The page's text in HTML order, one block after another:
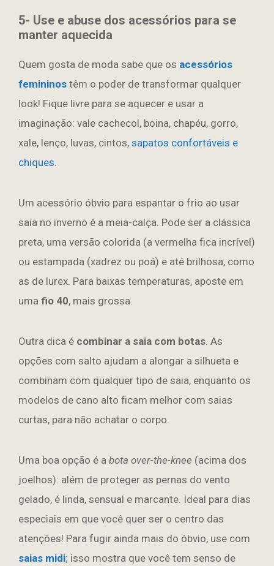
5- Use e abuse dos acessórios para se
manter aquecida
Quem gosta de moda sabe que os acessórios
femininos têm o poder de transformar qualquer
look! Fique livre para se aquecer e usar a
imaginação: vale cachecol, boina, chapéu, gorro,
xale, lenço, luvas, cintos, sapatos confortáveis e
chiques.
Um acessório óbvio para espantar o frio ao usar
saia no inverno é a meia-calça. Pode ser a clássica
preta, uma versão colorida (a vermelha fica incrível)
ou estampada (xadrez ou poá) e até brilhosa, como
as de lurex. Para baixas temperaturas, aposte em
uma fio 40, mais grossa.
Outra dica é combinar a saia com botas. As
opções com salto ajudam a alongar a silhueta e
combinam com qualquer tipo de saia, enquanto os
modelos de cano alto ficam melhor com saias
curtas, para não achatar o corpo.
Uma boa opção é a bota over-the-knee (acima dos
joelhos): além de proteger as pernas do vento
gelado, é linda, sensual e marcante. Ideal para dias
especiais em que você quer ser o centro das
atenções! Para fugir ainda mais do óbvio, use com
saias midi; isso mostra que você tem senso de